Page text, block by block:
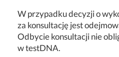
W przypadku decyzji o
za konsultację jest
Odbycie konsultacji nie
w testDNA.